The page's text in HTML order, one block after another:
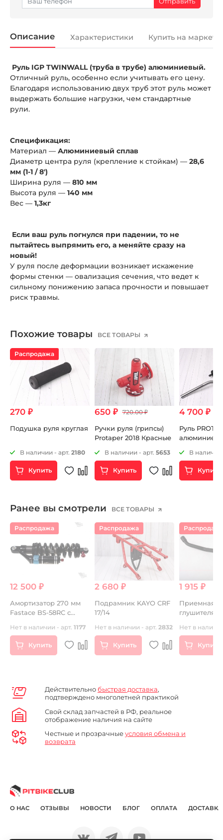
Описание Характеристики Купить на
Руль IGP TWINWALL (труба в трубе) алюминиевый.
Отличный руль, особенно если учитывать его цену.
Благодаря использованию двух труб этот руль может
выдержать большие нагрузки, чем стандартные
рули.
Спецификация:
Материал — Алюминиевый сплав
Диаметр центра руля (крепление к стойкам) — 28,6
мм (1-1 / 8')
Ширина руля — 810 мм
Высота руля — 140 мм
Вес — 1,3кг
Если ваш руль погнулся при падении, то не
пытайтесь выпрямить его, а меняйте сразу на
новый!
У руля после деформации возникает искажение
формы стенки — овализация сечения, что ведет к
сильному понижению запаса прочности и повышает
риск травмы.
Похожие товары ВСЕ ТОВАРЫ
Распродажа
270 ₽
Подушка руля круглая
В наличии - арт. 2180
Купить
650 ₽ 720.00 ₽
Ручки руля (грипсы)
Protaper 2018 Красные
В наличии - арт. 5653
Купить
4 700 ₽
Руль
В наличии
Купить
Ранее вы смотрели ВСЕ ТОВАРЫ
Распродажа
12 500 ₽
Амортизатор 270 мм
Fastace BS-58RC с
Нет в наличии - арт. 1177
Купить
Распродажа
2 680 ₽
Подрамник KAYO CRF
17/14
Нет в наличии - арт. 2832
Купить
Распродажа
1 915 ₽
Приемная
глушителя
Нет в
Купить
Действительно быстрая доставка,
подтверждено многолетней практикой
Свой склад запчастей в РФ, реальное
отображение наличия на сайте
Честные и прозрачныеусловия обмена и
возврата
О НАС ОТЗЫВЫ НОВОСТИ БЛОГ ОПЛАТА ДОСТАВКА